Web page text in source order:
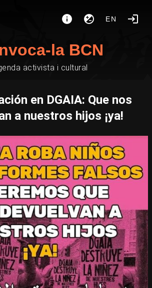
EN
la BCN
activista i cultural
en DGAIA: Que nos
a nuestros hijos ¡ya!